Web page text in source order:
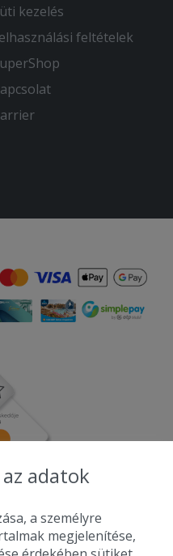
kezelés
feltételek
adatok
a személyre
megjelenítése,